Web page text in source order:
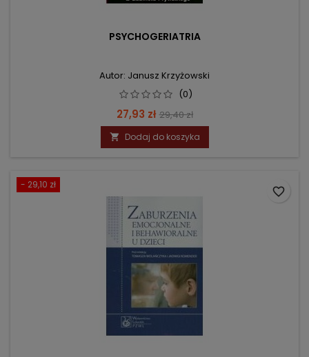
PSYCHOGERIATRIA
Autor: Janusz Krzyżowski
(0)
Cena
27,93 zł Cena
podstawowa
29,40 zł
 Dodaj do koszyka
- 29,10 zł
favorite_border